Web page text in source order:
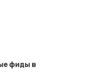
фиды в